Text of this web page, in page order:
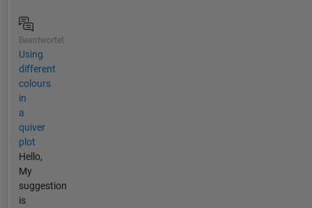
Beantwortet
Using
different
colours
in
a
quiver
plot
Hello,
My
suggestion
is